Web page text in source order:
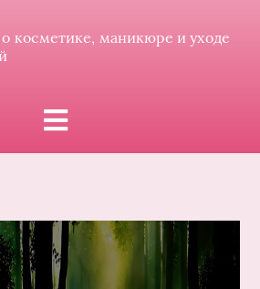
косметике, маникюре и уходе